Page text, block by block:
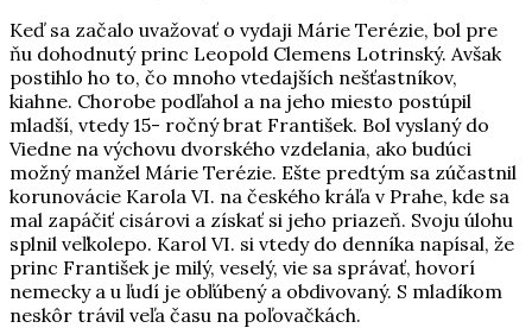
Keď sa začalo uvažovať o vydaji Márie Terézie, bol pre
ňu dohodnutý princ Leopold Clemens Lotrinský. Avšak
postihlo ho to, čo mnoho vtedajších nešťastníkov,
kiahne. Chorobe podľahol a na jeho miesto postúpil
mladší, vtedy 15- ročný brat František. Bol vyslaný do
Viedne na výchovu dvorského vzdelania, ako budúci
možný manžel Márie Terézie. Ešte predtým sa zúčastnil
korunovácie Karola VI. na českého kráľa v Prahe, kde sa
mal zapáčiť cisárovi a získať si jeho priazeň. Svoju úlohu
splnil veľkolepo. Karol VI. si vtedy do denníka napísal, že
princ František je milý, veselý, vie sa správať, hovorí
nemecky a u ľudí je obľúbený a obdivovaný. S mladíkom
neskôr trávil veľa času na poľovačkách.